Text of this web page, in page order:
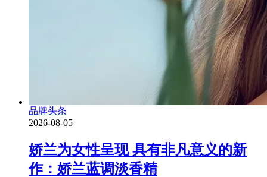
品牌头条
2026-08-05
娇兰为女性呈现 具有非凡意义的新
作：娇兰蓝调淡香精